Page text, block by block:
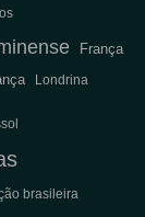
França
Londrina
brasileira